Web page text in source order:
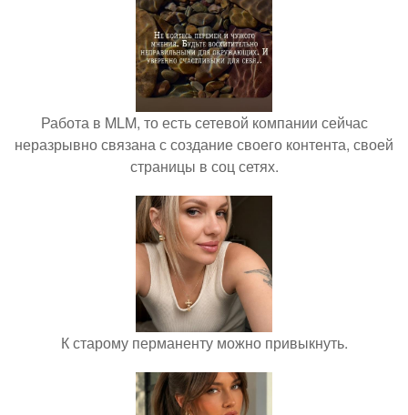
Работа в MLM, то есть сетевой компании сейчас
неразрывно связана с создание своего контента, своей
страницы в соц сетях.
К старому перманенту можно привыкнуть.